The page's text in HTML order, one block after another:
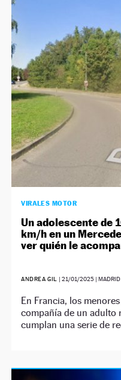
VIRALES MOTOR
Un adolescente de
km/h en un
ver quién le
ANDREA GIL | 21/01/2025| MADRID
En Francia, los
compañía de un adulto
cumplan una serie de